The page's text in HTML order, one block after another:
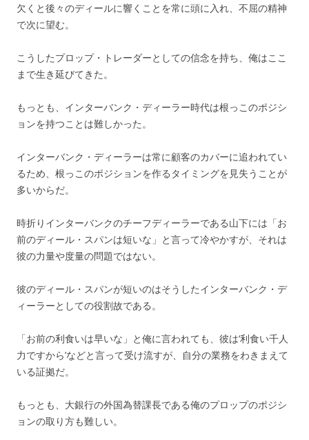
欠くと後々のディールに響くことを常に頭に入れ、不屈の精神
で次に望む。
こうしたプロップ・トレーダーとしての信念を持ち、俺はここ
まで生き延びてきた。
もっとも、インターバンク・ディーラー時代は根っこのポジシ
ョンを持つことは難しかった。
インターバンク・ディーラーは常に顧客のカバーに追われてい
るため、根っこのポジションを作るタイミングを見失うことが
多いからだ。
時折りインターバンクのチーフディーラーである山下には「お
前のディール・スパンは短いな」と言って冷やかすが、それは
彼の力量や度量の問題ではない。
彼のディール・スパンが短いのはそうしたインターバンク・デ
ィーラーとしての役割故である。
「お前の利食いは早いな」と俺に言われても、彼は‘利食い千人
力ですから’などと言って受け流すが、自分の業務をわきまえて
いる証拠だ。
もっとも、大銀行の外国為替課長である俺のプロップのポジシ
ョンの取り方も難しい。